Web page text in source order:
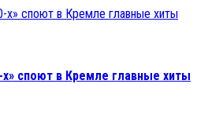
споют в Кремле главные хиты